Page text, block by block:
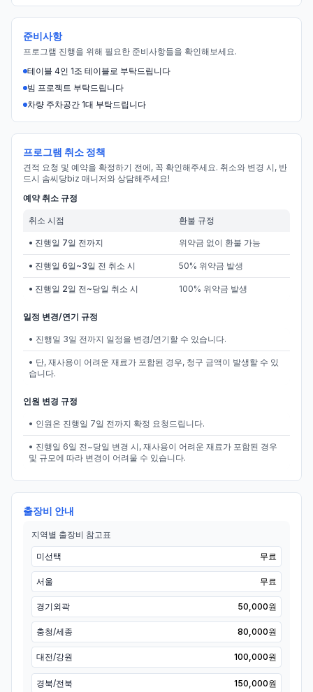
준비사항
프로그램 진행을 위해 필요한 준비사항들을 확인해보세요.
테이블 4인 1조 테이블로 부탁드립니다
빔 프로젝트 부탁드립니다
차량 주차공간 1대 부탁드립니다
프로그램 취소 정책
견적 요청 및 예약을 확정하기 전에, 꼭 확인해주세요. 취소와 변경 시, 반
드시 솜씨당biz 매니저와 상담해주세요!
예약 취소 규정
취소 시점 환불 규정
• 진행일 7일 전까지 위약금 없이 환불 가능
• 진행일 6일~3일 전 취소 시 50% 위약금 발생
• 진행일 2일 전~당일 취소 시 100% 위약금 발생
일정 변경/연기 규정
• 진행일 3일 전까지 일정을 변경/연기할 수 있습니다.
• 단, 재사용이 어려운 재료가 포함된 경우, 청구 금액이 발생할 수 있
습니다.
인원 변경 규정
• 인원은 진행일 7일 전까지 확정 요청드립니다.
• 진행일 6일 전~당일 변경 시, 재사용이 어려운 재료가 포함된 경우
및 규모에 따라 변경이 어려울 수 있습니다.
출장비 안내
지역별 출장비 참고표
미선택 무료
서울 무료
경기외곽 50,000원
충청/세종 80,000원
대전/강원 100,000원
경북/전북 150,000원